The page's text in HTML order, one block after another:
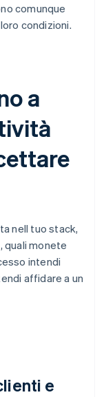
comunque
condizioni.
a
nell tuo stack,
quali monete
intendi
affidare a un
e